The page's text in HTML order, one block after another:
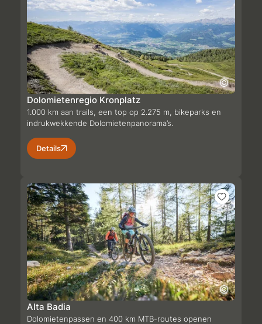
Dolomietenregio Kronplatz
1.000 km aan trails, een top op 2.275 m, bikeparks en
indrukwekkende Dolomietenpanorama’s.
Details
Alta Badia
Dolomietenpassen en 400 km MTB-routes openen